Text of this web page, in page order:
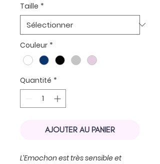
Taille *
Couleur *
Quantité *
AJOUTER AU PANIER
L’Emochon est très sensible et